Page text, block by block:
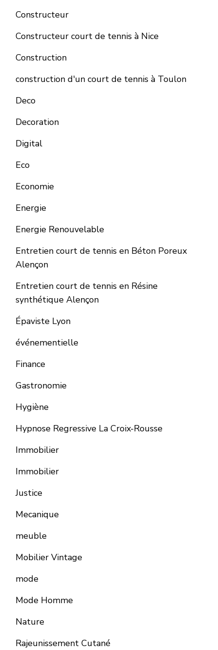
Constructeur
Constructeur court de tennis à Nice
Construction
construction d'un court de tennis à Toulon
Deco
Decoration
Digital
Eco
Economie
Energie
Energie Renouvelable
Entretien court de tennis en Béton Poreux
Alençon
Entretien court de tennis en Résine
synthétique Alençon
Épaviste Lyon
événementielle
Finance
Gastronomie
Hygiène
Hypnose Regressive La Croix-Rousse
Immobilier
Immobilier
Justice
Mecanique
meuble
Mobilier Vintage
mode
Mode Homme
Nature
Rajeunissement Cutané